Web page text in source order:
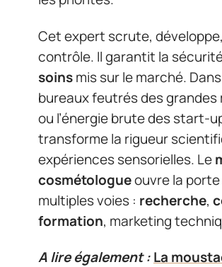
Cet expert scrute, développe,
contrôle. Il garantit la
soinsmis sur le marché.
bureaux feutrés des grandes
ou l’énergie brute des start-
transforme la rigueur
expériences sensorielles. Le
cosmétologueouvre la
multiples voies : recherche,
formation, marketing
A lire également :La